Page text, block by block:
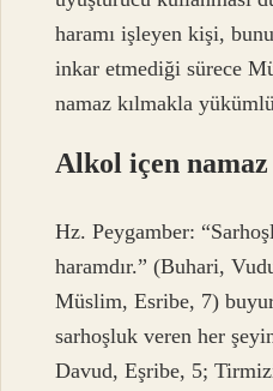
haramı işleyen kişi,
inkar etmediği sürece
namaz kılmakla
Alkol içen
Hz. Peygamber:
haramdır.” (Buhari,
Müslim, Esribe, 7)
sarhoşluk veren her
Davud, Eşribe, 5;